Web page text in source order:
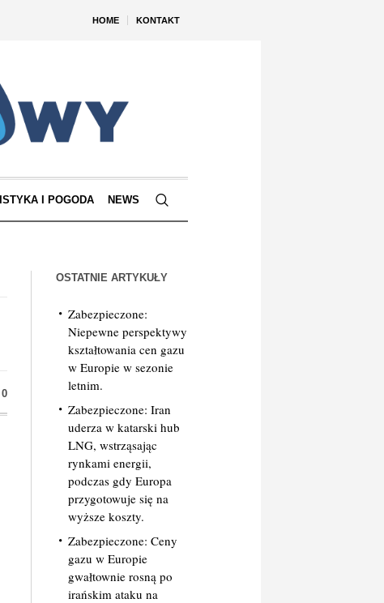
HOME KONTAKT
I POGODA NEWS
0
OSTATNIE ARTYKUŁY
Zabezpieczone:
Niepewne perspektywy
kształtowania cen gazu
w Europie w sezonie
letnim.
Zabezpieczone: Iran
uderza w katarski hub
LNG, wstrząsając
rynkami energii,
podczas gdy Europa
przygotowuje się na
wyższe koszty.
Zabezpieczone: Ceny
gazu w Europie
gwałtownie rosną po
irańskim ataku na